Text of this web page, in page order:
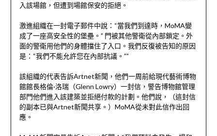
入該場館，但遭到場館保安的拒絕。
激進組織在一封電子郵件中說：“當我們到達時，MoMA變
成了一座高安全性的堡壘。” 門被其他警衛從內部鎖定。外
面的警衛用他們的身體擋住了入口。我們反復被告知的原因
是：“我們不能允許您在內部抗議。””
該組織的代表告訴Artnet新聞，他們一周前給現代藝術博物
館館長格倫·洛瑞（Glenn Lowry）一封信，警告博物館管理
部門他們進入該建築並拒絕付款的計劃。他們說，（這封信
的副本已與Artnet新聞共享。）MoMA從未對此信作出回
應。